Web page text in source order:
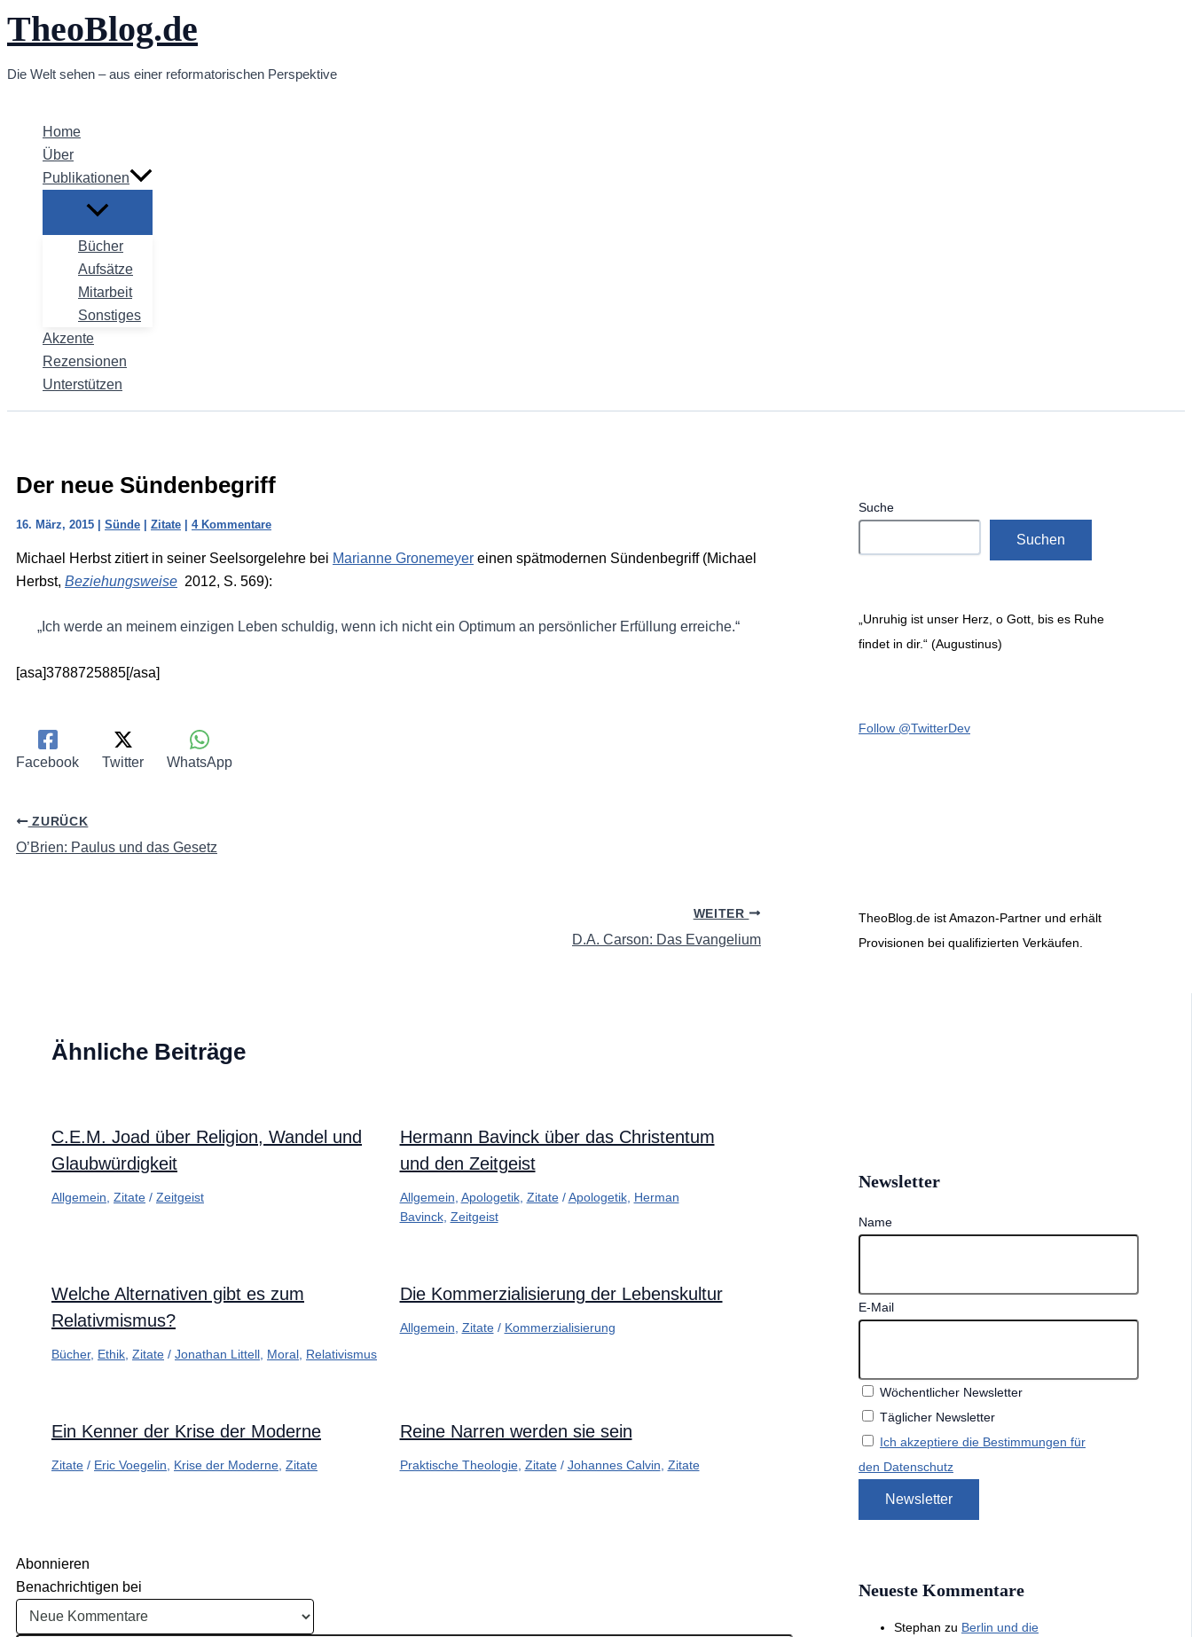
Zum
Inhalt
TheoBlog.de
Die Welt sehen – aus einer reformatorischen Perspektive
Home
Über
Publikationen
Bücher
Aufsätze
Mitarbeit
Sonstiges
Akzente
Rezensionen
Unterstützen
Der neue Sündenbegriff
16. März, 2015 | Sünde | Zitate | 4 Kommentare
Michael Herbst zitiert in seiner Seelsorgelehre bei Marianne Gronemeyer einen spätmodernen Sündenbegriff (Michael
Herbst, Beziehungsweise 2012, S. 569):
„Ich werde an meinem einzigen Leben schuldig, wenn ich nicht ein Optimum an persönlicher Erfüllung erreiche.“
[asa]3788725885[/asa]
Facebook Twitter WhatsApp
ZURÜCK
O’Brien: Paulus und das Gesetz
WEITER
D.A. Carson: Das Evangelium
Ähnliche Beiträge
C.E.M. Joad über Religion, Wandel und
Glaubwürdigkeit
Allgemein Zitate / Zeitgeist
Hermann Bavinck über das Christentum
und den Zeitgeist
Allgemein Apologetik, Zitate/Apologetik, Herman
Bavinck, Zeitgeist
Welche Alternativen gibt es zum
Relativmismus?
Bücher, Ethik Zitate / Jonathan Littell Moral Relativismus
Die Kommerzialisierung der Lebenskultur
Allgemein Zitate/ Kommerzialisierung
Ein Kenner der Krise der Moderne
Zitate / Eric Voegelin Krise der Moderne Zitate
Reine Narren werden sie sein
Praktische Theologie, Zitate/ Johannes Calvin Zitate
Abonnieren
Benachrichtigen bei
Suche
Suchen
„Unruhig ist unser Herz, o Gott, bis es Ruhe
findet in dir.“ (Augustinus)
Follow @TwitterDev
TheoBlog.de ist Amazon-Partner und erhält
Provisionen bei qualifizierten Verkäufen.
Newsletter
Name
E-Mail
Wöchentlicher Newsletter
Täglicher Newsletter
Ich akzeptiere die Bestimmungen für
den Datenschutz
Neueste Kommentare
Stephan zu Berlin und die